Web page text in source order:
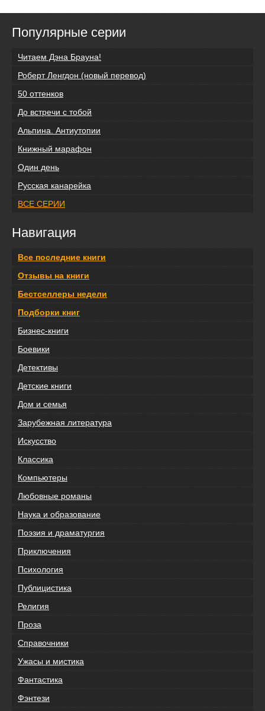
Популярные серии
Читаем Дэна Брауна!
Роберт Ленгдон (новый перевод)
50 оттенков
До встречи с тобой
Альпина. Антиутопии
Книжный марафон
Один день
Русская канарейка
ВСЕ СЕРИИ
Навигация
Все последние книги
Отзывы на книги
Бестселлеры недели
Подборки книг
Бизнес-книги
Боевики
Детективы
Детские книги
Дом и семья
Зарубежная литература
Искусство
Классика
Компьютеры
Любовные романы
Наука и образование
Поэзия и драматургия
Приключения
Психология
Публицистика
Религия
Проза
Справочники
Ужасы и мистика
Фантастика
Фэнтези